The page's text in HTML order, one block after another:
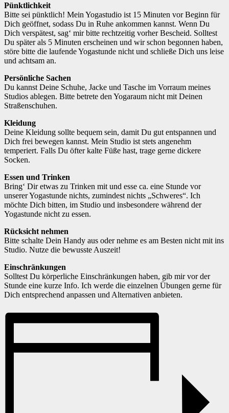
Pünktlichkeit
Bitte sei pünktlich! Mein Yogastudio ist 15 Minuten vor Beginn für
Dich geöffnet, sodass Du in Ruhe ankommen kannst. Wenn Du
Dich verspätest, sag‘ mir bitte rechtzeitig vorher Bescheid. Solltest
Du später als 5 Minuten erscheinen und wir schon begonnen haben,
störe bitte die laufende Yogastunde nicht und schließe Dich uns leise
und achtsam an.
Persönliche Sachen
Du kannst Deine Schuhe, Jacke und Tasche im Vorraum meines
Studios ablegen. Bitte betrete den Yogaraum nicht mit Deinen
Straßenschuhen.
Kleidung
Deine Kleidung sollte bequem sein, damit Du gut entspannen und
Dich frei bewegen kannst. Mein Studio ist stets angenehm
temperiert. Falls Du öfter kalte Füße hast, trage gerne dickere
Socken.
Essen und Trinken
Bring‘ Dir etwas zu Trinken mit und esse ca. eine Stunde vor
unserer Yogastunde nichts, zumindest nichts „Schweres“. Ich
möchte Dich bitten, im Studio und insbesondere während der
Yogastunde nicht zu essen.
Rücksicht nehmen
Bitte schalte Dein Handy aus oder nehme es am Besten nicht mit ins
Studio. Nutze die bewusste Auszeit!
Einschränkungen
Solltest Du körperliche Einschränkungen haben, gib mir vor der
Stunde eine kurze Info. Ich werde die einzelnen Übungen gerne für
Dich entsprechend anpassen und Alternativen anbieten.